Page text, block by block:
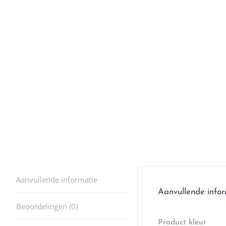
ook
Aanvullende informatie
Beoordelingen (0)
Aanvullende
Product kleur